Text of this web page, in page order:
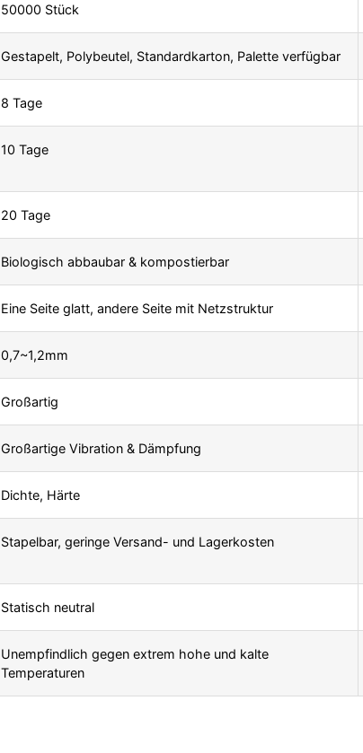
50000 Stück
Gestapelt, Polybeutel, Standardkarton, Palette verfügbar
8 Tage
10 Tage
20 Tage
Biologisch abbaubar & kompostierbar
Eine Seite glatt, andere Seite mit Netzstruktur
0,7~1,2mm
Großartig
Großartige Vibration & Dämpfung
Dichte, Härte
Stapelbar, geringe Versand- und Lagerkosten
Statisch neutral
Unempfindlich gegen extrem hohe und kalte
Temperaturen